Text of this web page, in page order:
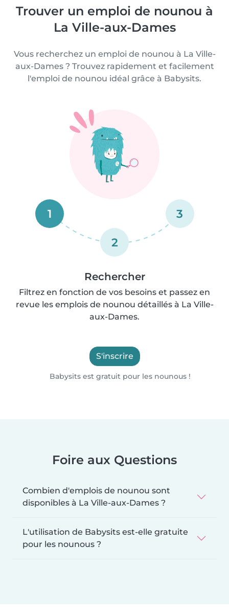
Trouver un emploi de nounou à
La Ville-aux-Dames
Vous recherchez un emploi de nounou à La Ville-
aux-Dames ? Trouvez rapidement et facilement
l'emploi de nounou idéal grâce à Babysits.
1
2
3
Rechercher
Filtrez en fonction de vos besoins et passez en
revue les emplois de nounou détaillés à La Ville-
aux-Dames.
S'inscrire
Babysits est gratuit pour les nounous !
Foire aux Questions
Combien d'emplois de nounou sont
disponibles à La Ville-aux-Dames ?
L'utilisation de Babysits est-elle gratuite
pour les nounous ?